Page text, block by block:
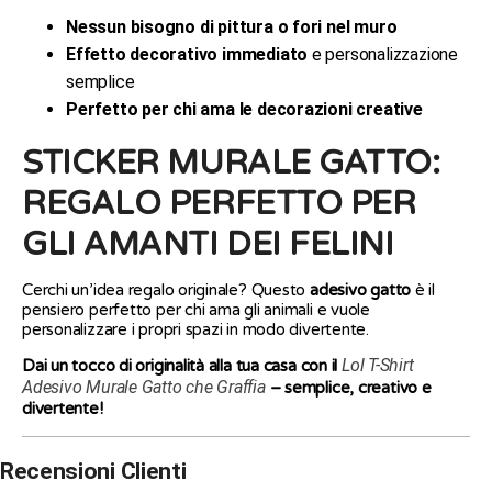
Nessun bisogno di pittura o fori nel muro
Effetto decorativo immediato e personalizzazione
semplice
Perfetto per chi ama le decorazioni creative
STICKER MURALE GATTO:
REGALO PERFETTO PER
GLI AMANTI DEI FELINI
Cerchi un’idea regalo originale? Questo adesivo gatto è il
pensiero perfetto per chi ama gli animali e vuole
personalizzare i propri spazi in modo divertente.
Dai un tocco di originalità alla tua casa con il Lol T-Shirt
Adesivo Murale Gatto che Graffia– semplice, creativo e
divertente!
Recensioni Clienti